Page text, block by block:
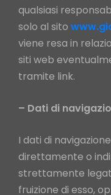
qualsiasi
solo al sito
viene resa in
siti web
tramite link.
– Dati di
I dati di
direttamente o
strettamente
fruizione di esso,